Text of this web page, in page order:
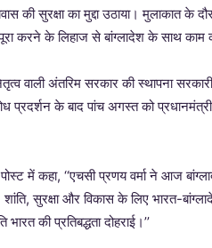
की सुरक्षा का मुद्दा उठाया। मुलाकात के
करने के लिहाज से बांग्लादेश के साथ काम
वाली अंतरिम सरकार की स्थापना सरकारी
प्रदर्शन के बाद पांच अगस्त को
पोस्ट में कहा, ‘‘एचसी प्रणय वर्मा ने आज
सुरक्षा और विकास के लिए भारत-
की प्रतिबद्धता दोहराई।’’